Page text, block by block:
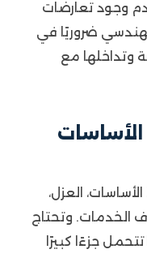
وجود تعارضات
ضروريًا في
وتداخلها مع
الأساسات
العزل،
الخدمات. وتحتاج
جزءًا كبيرًا